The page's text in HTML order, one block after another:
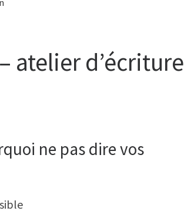
atelier d’écriture
ne pas dire vos